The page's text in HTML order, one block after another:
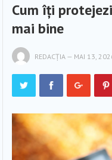
Cum îți
mai bine
REDACȚIA — MAI 13,